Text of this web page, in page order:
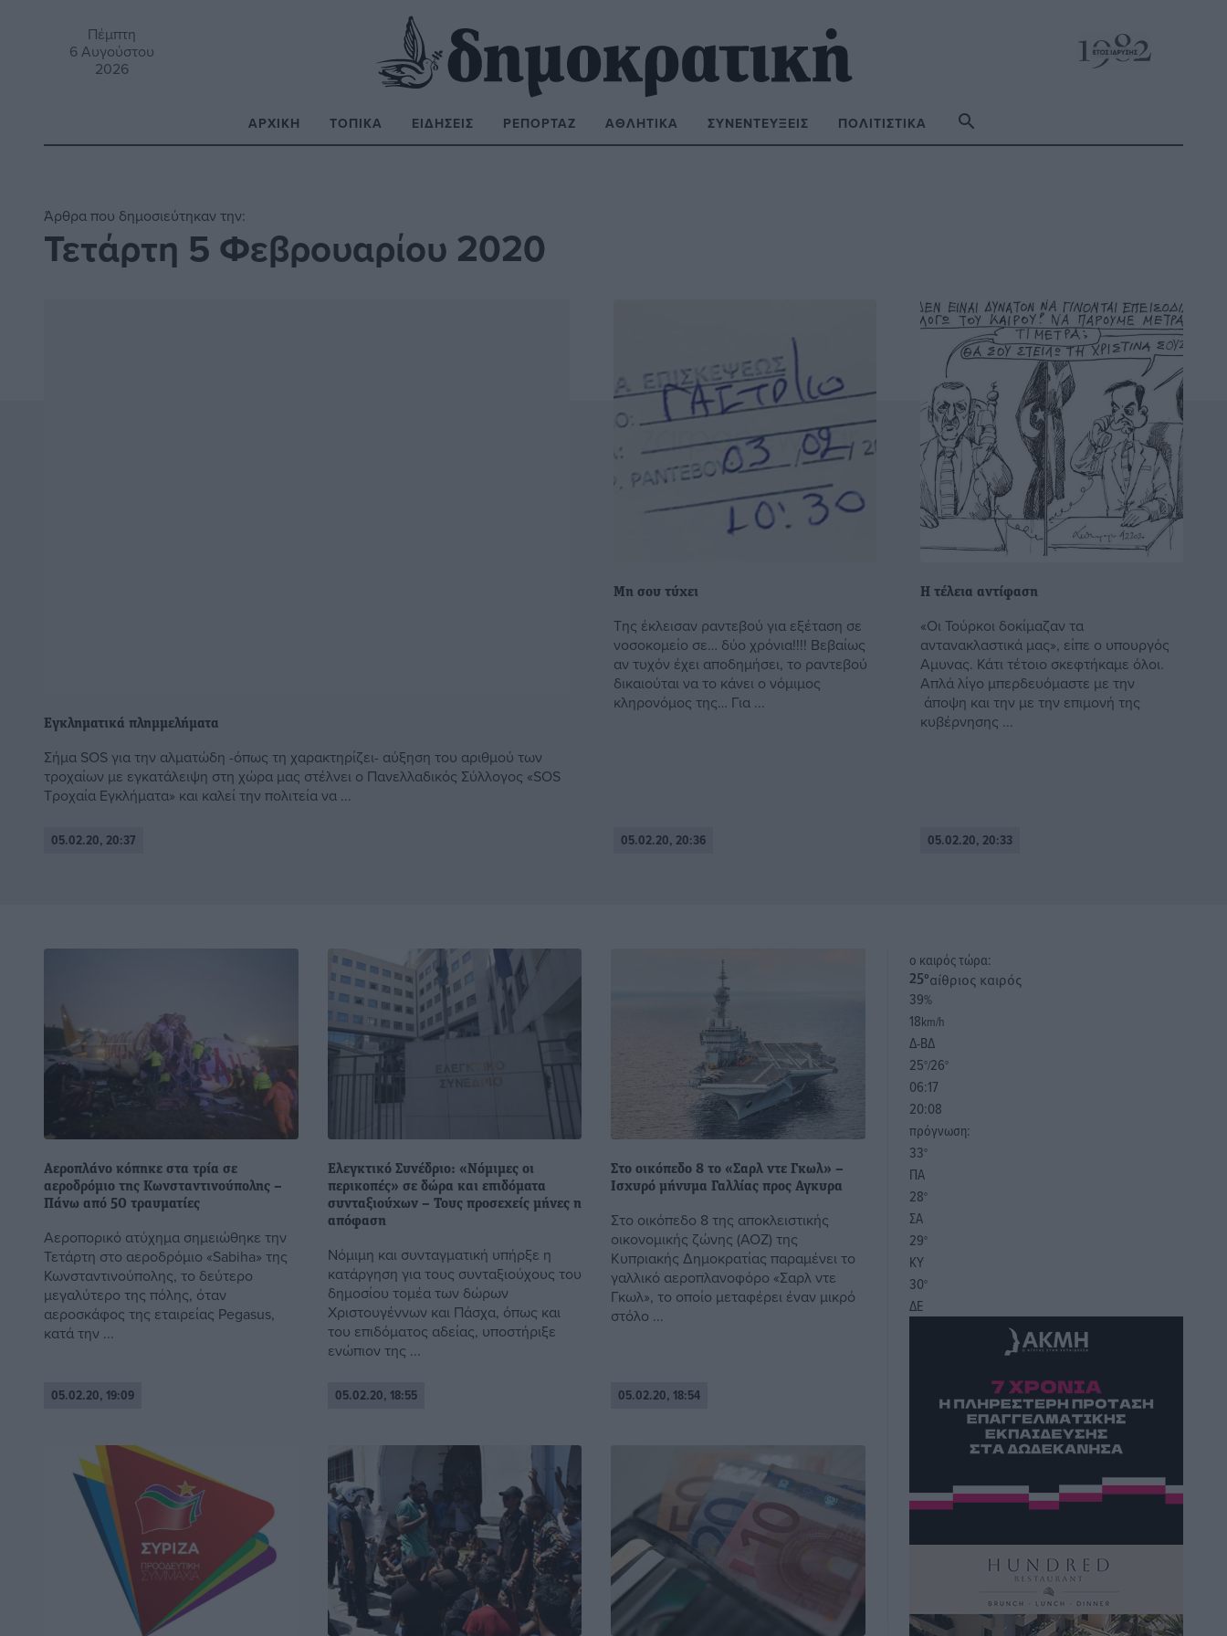
Πέμπτη
6 Αυγούστου
2026
ΑΡΧΙΚΉ ΤΟΠΙΚΆ ΕΙΔΉΣΕΙΣ ΡΕΠΟΡΤΆΖ ΑΘΛΗΤΙΚΆ ΣΥΝΕΝΤΕΎΞΕΙΣ ΠΟΛΙΤΙΣΤΙΚΆ
Άρθρα που δημοσιεύτηκαν την:
Τετάρτη 5 Φεβρουαρίου 2020
Εγκληματικά πλημμελήματα
Σήμα SOS για την αλματώδη -όπως τη χαρακτηρίζει- αύξηση του αριθμού των
τροχαίων με εγκατάλειψη στη χώρα μας στέλνει ο Πανελλαδικός Σύλλογος «SOS
Τροχαία Εγκλήματα» και καλεί την πολιτεία να ...
05.02.20, 20:37
Μη σου τύχει
Της έκλεισαν ραντεβού για εξέταση σε
νοσοκομείο σε… δύο χρόνια!!!! Βεβαίως
αν τυχόν έχει αποδημήσει, το ραντεβού
δικαιούται να το κάνει ο νόμιμος
κληρονόμος της… Για ...
05.02.20, 20:36
Η τέλεια αντίφαση
«Οι Τούρκοι δοκίμαζαν τα
αντανακλαστικά μας», είπε ο υπουργός
Αμυνας. Κάτι τέτοιο σκεφτήκαμε όλοι.
Απλά λίγο μπερδευόμαστε με την
άποψη και την με την επιμονή της
κυβέρνησης ...
05.02.20, 20:33
Αεροπλάνο κόπηκε στα τρία σε
αεροδρόμιο της Κωνσταντινούπολης –
Πάνω από 50 τραυματίες
Αεροπορικό ατύχημα σημειώθηκε την
Τετάρτη στο αεροδρόμιο «Sabiha» της
Κωνσταντινούπολης, το δεύτερο
μεγαλύτερο της πόλης, όταν
αεροσκάφος της εταιρείας Pegasus,
κατά την ...
05.02.20, 19:09
Ελεγκτικό Συνέδριο: «Nόμιμες οι
περικοπές» σε δώρα και επιδόματα
συνταξιούχων – Τους προσεχείς μήνες η
απόφαση
Νόμιμη και συνταγματική υπήρξε η
κατάργηση για τους συνταξιούχους του
δημοσίου τομέα των δώρων
Χριστουγέννων και Πάσχα, όπως και
του επιδόματος αδείας, υποστήριξε
ενώπιον της ...
05.02.20, 18:55
Στο οικόπεδο 8 το «Σαρλ ντε Γκωλ» –
Ισχυρό μήνυμα Γαλλίας προς Αγκυρα
Στο οικόπεδο 8 της αποκλειστικής
οικονομικής ζώνης (ΑΟΖ) της
Κυπριακής Δημοκρατίας παραμένει το
γαλλικό αεροπλανοφόρο «Σαρλ ντε
Γκωλ», το οποίο μεταφέρει έναν μικρό
στόλο ...
05.02.20, 18:54
o καιρός τώρα:
25°αίθριος καιρός
39%
18km/h
Δ-ΒΔ
25°/26°
06:17
20:08
πρόγνωση:
33°
ΠΑ
28°
ΣΑ
29°
ΚΥ
30°
ΔΕ